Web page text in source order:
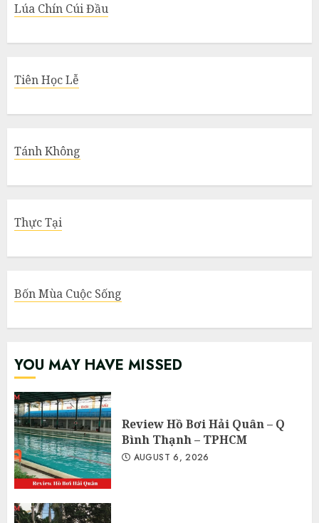
Lúa Chín Cúi Đầu
Tiên Học Lễ
Tánh Không
Thực Tại
Bốn Mùa Cuộc Sống
YOU MAY HAVE MISSED
Review Hồ Bơi Hải Quân – Q
Bình Thạnh – TPHCM
AUGUST 6, 2026